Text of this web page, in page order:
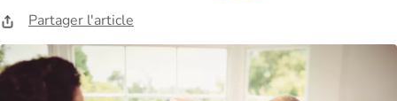
Partager l'article